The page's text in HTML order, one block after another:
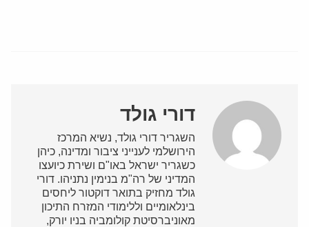
דורי גולד
השגריר דורי גולד, נשיא המרכז
הירושלמי לענייני ציבור ומדינה, כיהן
כשגריר ישראל באו"ם ושירת כיועצו
המדיני של רה"מ בנימין נתניהו. דורי
גולד מחזיק בתואר דוקטור ליחסים
בינלאומיים וללימודי המזרח התיכון
מאוניברסיטת קולומביה בניו יורק,